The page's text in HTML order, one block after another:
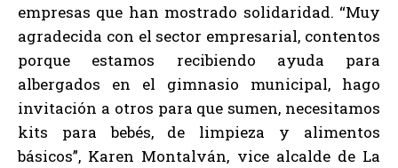
empresas que han mostrado solidaridad. “Muy
agradecida con el sector empresarial, contentos
porque estamos recibiendo ayuda para
albergados en el gimnasio municipal, hago
invitación a otros para que sumen, necesitamos
kits para bebés, de limpieza y alimentos
básicos”, Karen Montalván, vice alcalde de La